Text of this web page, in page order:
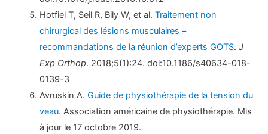
Hotfiel T, Seil R, Bily W, et al.Traitement non
chirurgical des lésions musculaires –
recommandations de la réunion d’experts GOTS.J
Exp Orthop. 2018;5(1):24. doi:10.1186/s40634-018-
0139-3
Avruskin A.Guide de physiothérapie de la tension du
veau. Association américaine de physiothérapie. Mis
à jour le 17 octobre 2019.